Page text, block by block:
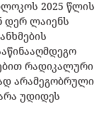
2025 წლის
დერ ლაიენს
რადიკალური
არამეგობრული
უდიდეს